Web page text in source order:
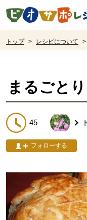
ページの先頭です。
トップ > レシピについて >
まるごと
45
フォローする